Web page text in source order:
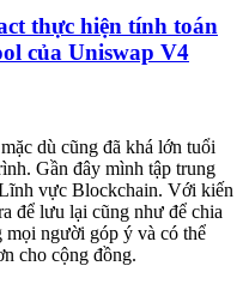
thực hiện tính toán
của Uniswap V4
dù cũng đã khá lớn tuổi
Gần đây mình tập trung
vực Blockchain. Với kiến
để lưu lại cũng như để chia
mọi người góp ý và có thể
cho cộng đồng.